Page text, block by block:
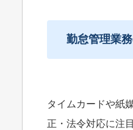
勤怠管理業
タイムカードや紙
正・法令対応に注